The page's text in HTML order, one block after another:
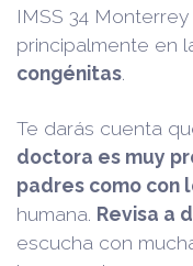
IMSS 34
principalmente en
congénitas
Te darás cuenta
doctora es muy
padres como con
humana. Revisa a
escucha con